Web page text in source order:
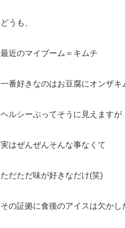
どうも、
最近のマイブーム＝キムチ
一番好きなのはお豆腐にオンザキ
ヘルシーぶってそうに見えますが
実はぜんぜんそんな事なくて
ただただ味が好きなだけ(笑)
その証拠に食後のアイスは欠かし